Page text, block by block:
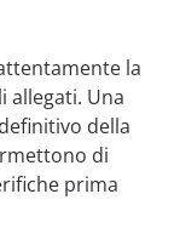
la
allegati. Una
della
di
prima